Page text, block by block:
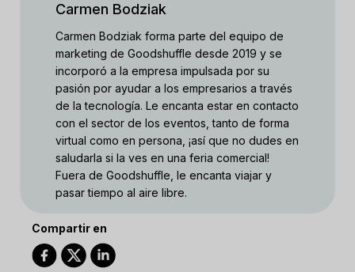
Carmen Bodziak
Carmen Bodziak forma parte del equipo de
marketing de Goodshuffle desde 2019 y se
incorporó a la empresa impulsada por su
pasión por ayudar a los empresarios a través
de la tecnología. Le encanta estar en contacto
con el sector de los eventos, tanto de forma
virtual como en persona, ¡así que no dudes en
saludarla si la ves en una feria comercial!
Fuera de Goodshuffle, le encanta viajar y
pasar tiempo al aire libre.
Compartir en